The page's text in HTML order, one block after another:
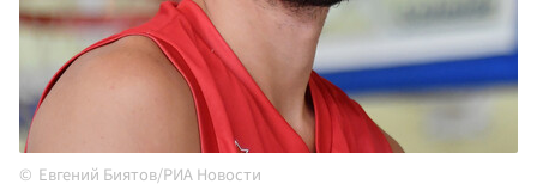
Евгений Биятов/РИА Новости